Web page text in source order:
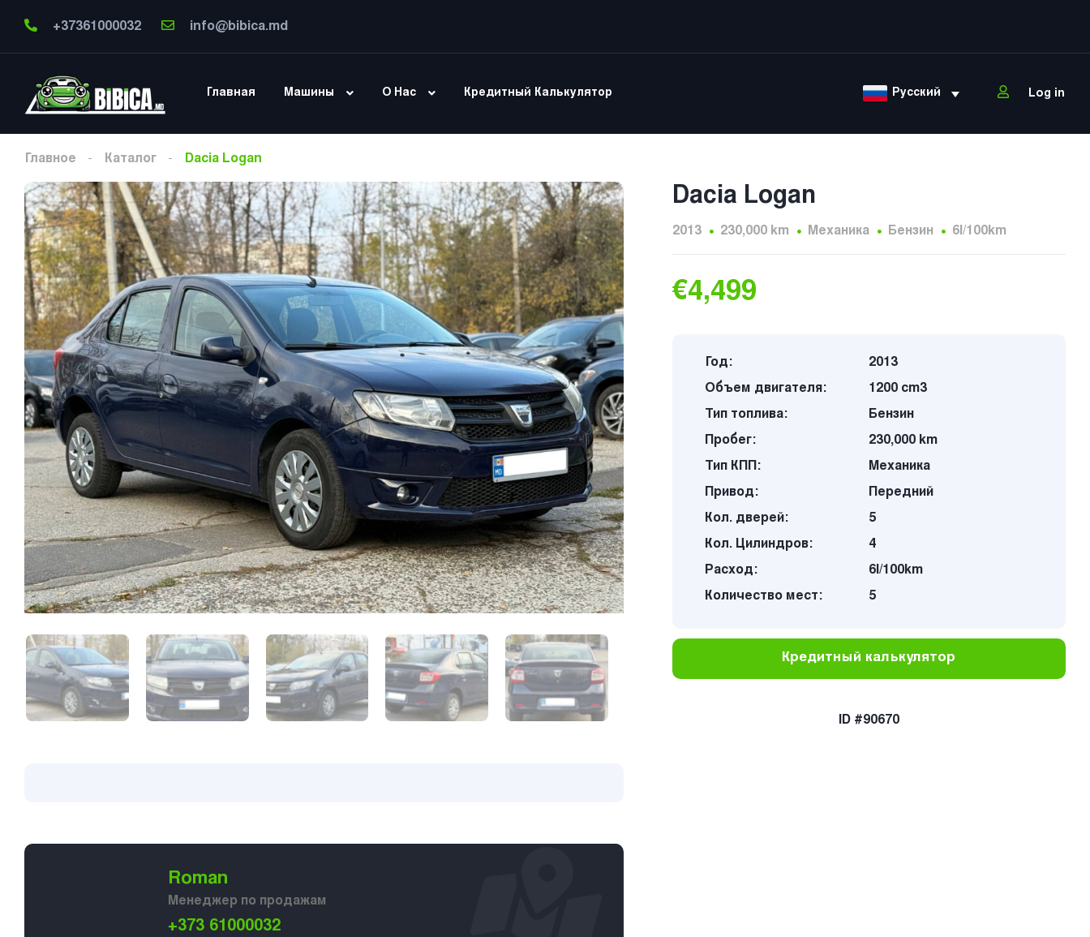
+37361000032 info@bibica.md
Главная Машины О Нас Кредитный Калькулятор Русский Log in
Главное Каталог Dacia Logan
Roman
Менеджер по продажам
+373 61000032
Dacia Logan
2013 230,000 km Механика Бензин 6l/100km
€4,499
Год:
2013
Объем двигателя:
1200 cm3
Тип топлива:
Бензин
Пробег:
230,000 km
Тип КПП:
Механика
Привод:
Передний
Кол. дверей:
5
Кол. Цилиндров:
4
Расход:
6l/100km
Количество мест:
5
Кредитный калькулятор
ID #90670